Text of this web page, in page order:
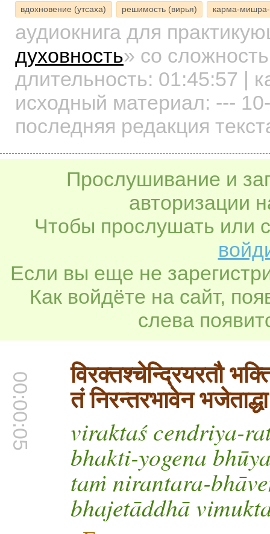
вдохновение (утсаха) решимость (вирья) карма-мишра-
аудиокнига для
духовность» со
длительность: 01:45:57 |
исходный материал: ---
последняя редакция
Прослушивание и
авторизации
Чтобы прослушать или
Если вы еще не
Как войдёте на сайт,
слева
00:00:05
विरक्तश्चेन्द्रियरतौ
तं निरन्तरभावेन
viraktaś cendriya-
bhakti-yogena
taṁ nirantara-
bhajetāddhā